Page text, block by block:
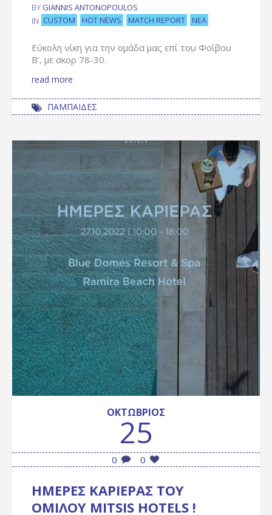
BY GIANNIS ANTONOPOULOS
IN CUSTOM HOT NEWS MATCH REPORT ΝΈΑ
Εύκολη νίκη για την ομάδα μας επί του Φοίβου
Β’, με σκορ 78-30.
read more
ΠΑΜΠΑΙΔΕΣ
ΟΚΤΏΒΡΙΟΣ
25
0 0
ΗΜΕΡΕΣ ΚΑΡΙΕΡΑΣ ΤΟΥ
ΟΜΙΛΟΥ MITSIS HOTELS !